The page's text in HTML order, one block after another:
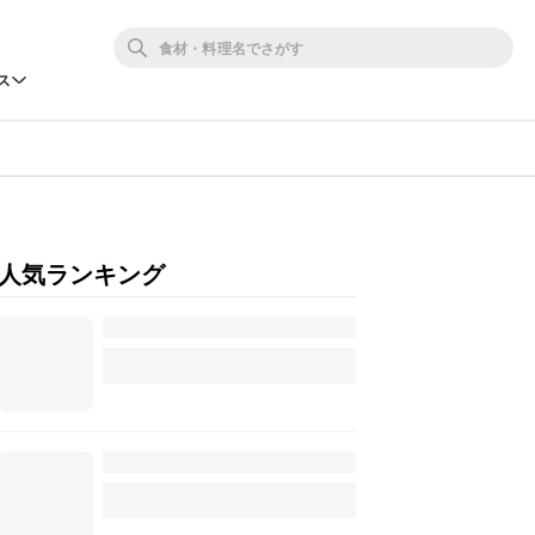
人気ランキング